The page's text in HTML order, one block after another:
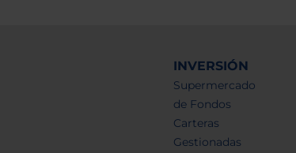
INVERSIÓN
Supermercado
de Fondos
Carteras
Gestionadas